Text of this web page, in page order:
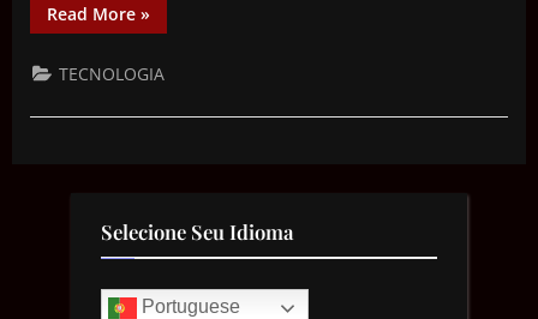
Read More »
TECNOLOGIA
Selecione Seu Idioma
Portuguese